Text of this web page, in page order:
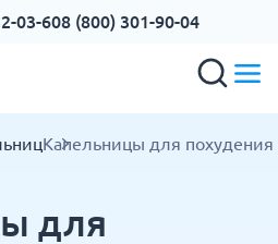
03-608 (800) 301-90-04
Капельницы для похудения
для